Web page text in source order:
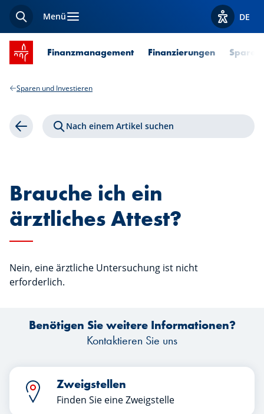
SucheMenü Optionen
DE
Startseite SPUERKEESS
Finanzmanagement Finanzierungen Sparen
Sparen und Investieren
Zurück Nach einem Artikel suchen
Brauche ich ein
ärztliches Attest?
Nein, eine ärztliche Untersuchung ist nicht
erforderlich.
Benötigen Sie weitere Informationen?
Kontaktieren Sie uns
Zweigstellen
Finden Sie eine Zweigstelle